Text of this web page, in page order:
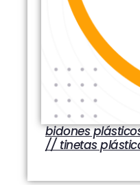
bidones
// tinetas